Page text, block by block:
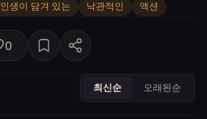
인생이 담겨 있는 낙관적인 액션
0
최신순 오래된순